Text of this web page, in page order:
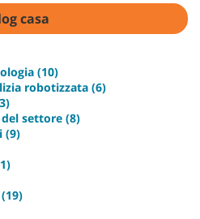
casa
(10)
robotizzata (6)
settore (8)
(9)